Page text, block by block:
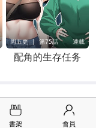
周五更 | 第75話 連載
配角的生存任务
書架 會員